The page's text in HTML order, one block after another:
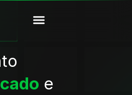
e